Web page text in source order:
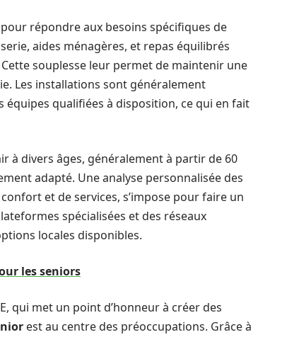
répondre aux besoins spécifiques de
aides ménagères, et repas équilibrés
souplesse leur permet de maintenir une
Les installations sont généralement
équipes qualifiées à disposition, ce qui en fait
à divers âges, généralement à partir de 60
adapté. Une analyse personnalisée des
et de services, s’impose pour faire un
spécialisées et des réseaux
locales disponibles.
les seniors
qui met un point d’honneur à créer des
est au centre des préoccupations. Grâce à